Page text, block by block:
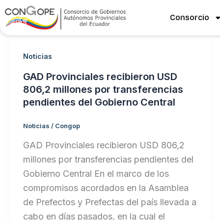
contenido
Consorcio
Noticias
GAD Provinciales recibieron USD
806,2 millones por transferencias
pendientes del Gobierno Central
Noticias / Congop
GAD Provinciales recibieron USD 806,2
millones por transferencias pendientes del
Gobierno Central En el marco de los
compromisos acordados en la Asamblea
de Prefectos y Prefectas del país llevada a
cabo en días pasados, en la cual el